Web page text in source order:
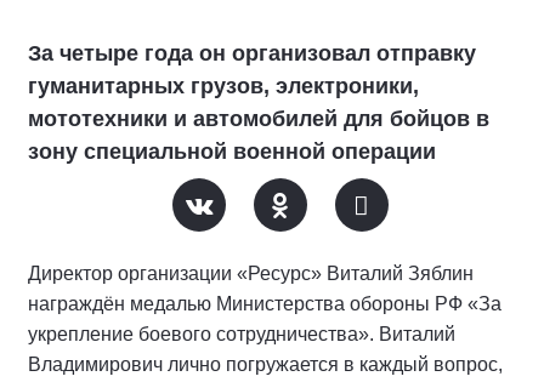
За четыре года он организовал отправку
гуманитарных грузов, электроники,
мототехники и автомобилей для бойцов в
зону специальной военной операции
Директор организации «Ресурс» Виталий Зяблин
награждён медалью Министерства обороны РФ «За
укрепление боевого сотрудничества». Виталий
Владимирович лично погружается в каждый вопрос,